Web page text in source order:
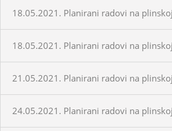
18.05.2021. Planirani radovi na
18.05.2021. Planirani radovi na
21.05.2021. Planirani radovi na
24.05.2021. Planirani radovi na